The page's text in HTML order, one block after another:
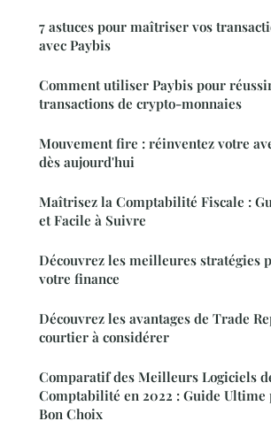
7 astuces pour maîtriser vos
avec Paybis
Comment utiliser Paybis pour
transactions de crypto-monnaies
Mouvement fire : réinventez votre
dès aujourd'hui
Maîtrisez la Comptabilité Fiscale :
et Facile à Suivre
Découvrez les meilleures stratégies
votre finance
Découvrez les avantages de Trade
courtier à considérer
Comparatif des Meilleurs Logiciels
Comptabilité en 2022 : Guide Ultime
Bon Choix